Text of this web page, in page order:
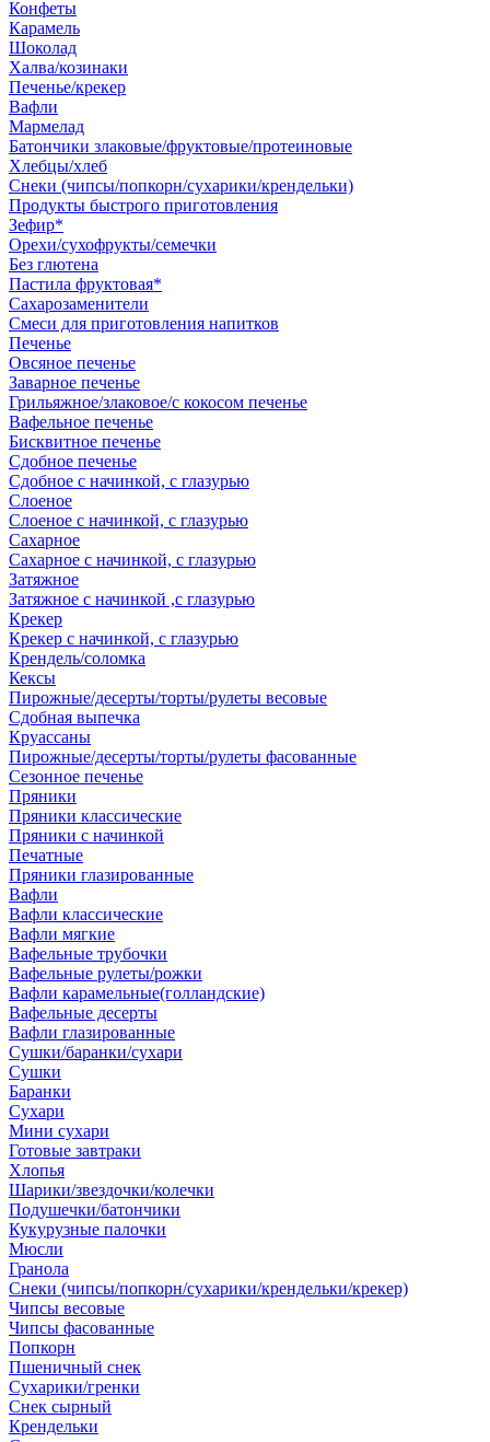
Конфеты
Карамель
Шоколад
Халва/козинаки
Печенье/крекер
Вафли
Мармелад
Батончики злаковые/фруктовые/протеиновые
Хлебцы/хлеб
Снеки (чипсы/попкорн/сухарики/крендельки)
Продукты быстрого приготовления
Зефир*
Орехи/сухофрукты/семечки
Без глютена
Пастила фруктовая*
Сахарозаменители
Смеси для приготовления напитков
Печенье
Овсяное печенье
Заварное печенье
Грильяжное/злаковое/с кокосом печенье
Вафельное печенье
Бисквитное печенье
Сдобное печенье
Сдобное с начинкой, с глазурью
Слоеное
Слоеное с начинкой, с глазурью
Сахарное
Сахарное с начинкой, с глазурью
Затяжное
Затяжное с начинкой ,с глазурью
Крекер
Крекер с начинкой, с глазурью
Крендель/соломка
Кексы
Пирожные/десерты/торты/рулеты весовые
Сдобная выпечка
Круассаны
Пирожные/десерты/торты/рулеты фасованные
Сезонное печенье
Пряники
Пряники классические
Пряники с начинкой
Печатные
Пряники глазированные
Вафли
Вафли классические
Вафли мягкие
Вафельные трубочки
Вафельные рулеты/рожки
Вафли карамельные(голландские)
Вафельные десерты
Вафли глазированные
Сушки/баранки/сухари
Сушки
Баранки
Сухари
Мини сухари
Готовые завтраки
Хлопья
Шарики/звездочки/колечки
Подушечки/батончики
Кукурузные палочки
Мюсли
Гранола
Снеки (чипсы/попкорн/сухарики/крендельки/крекер)
Чипсы весовые
Чипсы фасованные
Попкорн
Пшеничный снек
Сухарики/гренки
Снек сырный
Крендельки